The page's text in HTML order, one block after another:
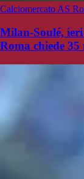
Calciomercato AS
Milan-Soulé,
Roma chiede